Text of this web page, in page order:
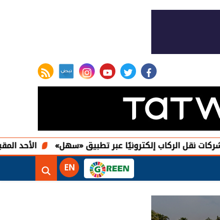
facebook
twitter
youtube
instagram
rss feed
الأحد المقبل آخر
إلكترونيًا عبر تطبيق «سهل»
EN